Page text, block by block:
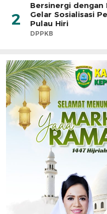
2
Bersinergi dengan
Gelar Sosialisasi
Pulau Hiri
DPPKB